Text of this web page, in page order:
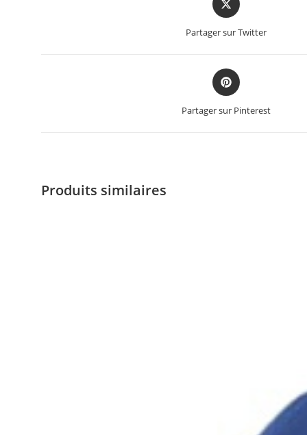
Partager sur Twitter
Partager sur Pinterest
Produits similaires